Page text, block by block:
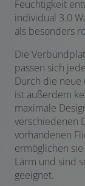
Feuchtigkeit
individual 3.0
als besonders
Die
passen sich
Durch die neue
ist außerdem
maximale
verschiedenen
vorhandenen
ermöglichen
Lärm und sind
geeignet.